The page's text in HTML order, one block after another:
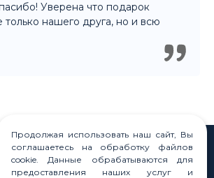
Уверена что подарок
только нашего друга, но и всю
Продолжая использовать наш сайт, Вы
соглашаетесь на обработку файлов
cookie. Данные обрабатываются для
предоставления наших услуг и